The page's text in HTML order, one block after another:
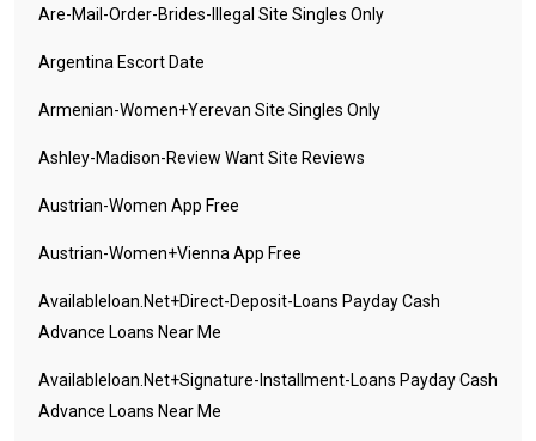
Are-Mail-Order-Brides-Illegal Site Singles Only
Argentina Escort Date
Armenian-Women+yerevan Site Singles Only
Ashley-Madison-Review Want Site Reviews
Austrian-Women App Free
Austrian-Women+vienna App Free
Availableloan.net+direct-Deposit-Loans Payday Cash
Advance Loans Near Me
Availableloan.net+signature-Installment-Loans Payday Cash
Advance Loans Near Me